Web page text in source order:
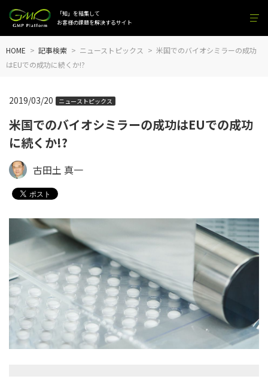
「知」を結集して
お客様の課題を解決するサイト
HOME 記事検索 ニューストピックス
米国でのバイオシミラーの成功
はEUでの成功に続くか!?
米国でのバイオシミラーの成功はEUでの成功
に続くか!?
2019/03/20 ニューストピックス
古田土 真一